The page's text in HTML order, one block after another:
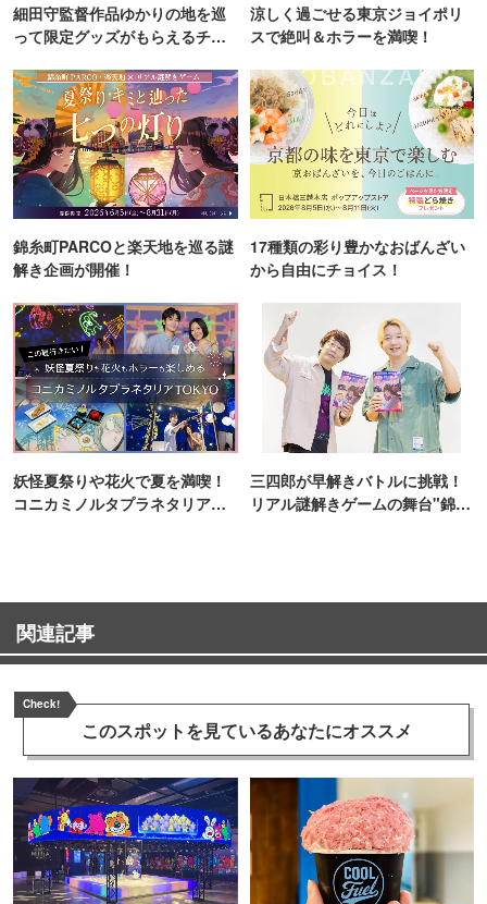
細田守監督作品ゆかりの地を巡
って限定グッズがもらえるチャ
涼しく過ごせる東京ジョイポリ
スで絶叫＆ホラーを満喫！
錦糸町PARCOと楽天地を巡る謎
解き企画が開催！
17種類の彩り豊かなおばんざい
から自由にチョイス！
妖怪夏祭りや花火で夏を満喫！
コニカミノルタプラネタリア
三四郎が早解きバトルに挑戦！
リアル謎解きゲームの舞台"錦糸
関連記事
Check!
このスポットを見ているあなたにオススメ